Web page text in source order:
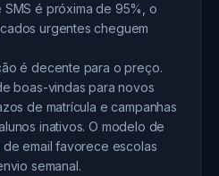
é próxima de 95%, o
urgentes cheguem
é decente para o preço.
boas-vindas para novos
de matrícula e campanhas
inativos. O modelo de
email favorece escolas
semanal.